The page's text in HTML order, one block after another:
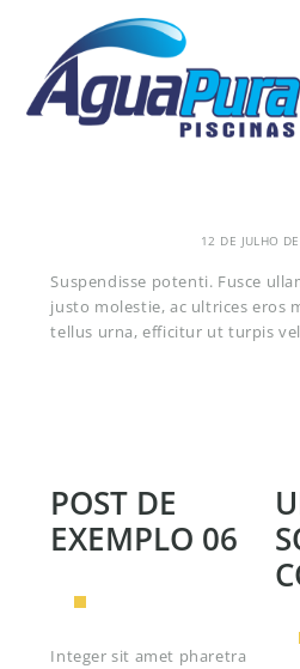
content
12 DE JULHO
Suspendisse potenti. Fusce
justo molestie, ac ultrices eros
tellus urna, efficitur ut turpis
POST DE
EXEMPLO 06
Integer sit amet pharetra